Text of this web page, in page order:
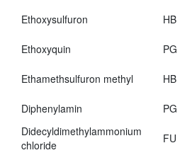
Ethoxysulfuron
HB
Ethoxyquin
PG
Ethamethsulfuron methyl
HB
Diphenylamin
PG
Didecyldimethylammonium
chloride
FU